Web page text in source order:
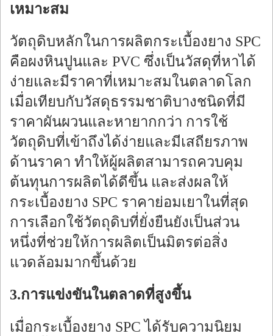
เหมาะสม
วัตถุดิบหลักในการผลิตกระเบื้องยาง SPC
คือผงหินปูนและ PVC ซึ่งเป็นวัสดุที่หาได้
ง่ายและมีราคาที่เหมาะสมในตลาดโลก
เมื่อเทียบกับวัสดุธรรมชาติบางชนิดที่มี
ราคาผันผวนและหายากกว่า การใช้
วัตถุดิบที่เข้าถึงได้ง่ายและมีเสถียรภาพ
ด้านราคา ทำให้ผู้ผลิตสามารถควบคุม
ต้นทุนการผลิตได้ดีขึ้น และส่งผลให้
กระเบื้องยาง SPC ราคาย่อมเยาในที่สุด
การเลือกใช้วัตถุดิบที่ยั่งยืนยังเป็นส่วน
หนึ่งที่ช่วยให้การผลิตเป็นมิตรต่อสิ่ง
แวดล้อมมากขึ้นด้วย
3.การแข่งขันในตลาดที่สูงขึ้น
เมื่อกระเบื้องยาง SPC ได้รับความนิยม